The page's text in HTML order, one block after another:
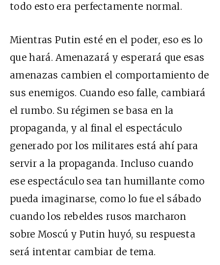
todo esto era perfectamente normal.
Mientras Putin esté en el poder, eso es lo
que hará. Amenazará y esperará que esas
amenazas cambien el comportamiento de
sus enemigos. Cuando eso falle, cambiará
el rumbo. Su régimen se basa en la
propaganda, y al final el espectáculo
generado por los militares está ahí para
servir a la propaganda. Incluso cuando
ese espectáculo sea tan humillante como
pueda imaginarse, como lo fue el sábado
cuando los rebeldes rusos marcharon
sobre Moscú y Putin huyó, su respuesta
será intentar cambiar de tema.